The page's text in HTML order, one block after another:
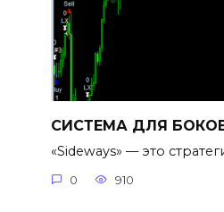
СИСТЕМА ДЛЯ
«Sideways» — это
0 910